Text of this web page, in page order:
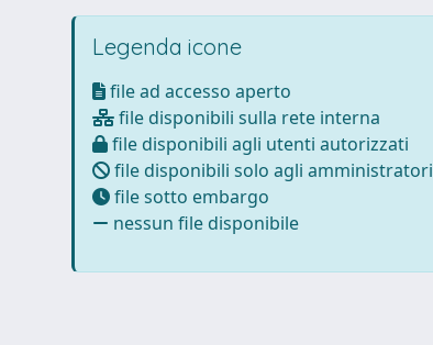
Legenda icone
file ad accesso aperto
file disponibili sulla rete interna
file disponibili agli utenti autorizzati
file disponibili solo agli amministratori
file sotto embargo
nessun file disponibile